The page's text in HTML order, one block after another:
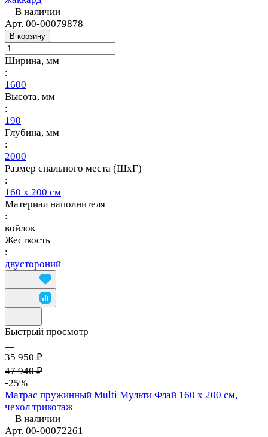
В наличии
Арт. 00-00079878
В корзину
Ширина, мм
:
1600
Высота, мм
:
190
Глубина, мм
:
2000
Размер спального места (ШхГ)
:
160 х 200 см
Материал наполнителя
:
войлок
Жесткость
:
двустороний
Быстрый просмотр
35 950 ₽
47 940 ₽
-25%
Матрас пружинный Multi Мульти Флай 160 х 200 см,
чехол трикотаж
В наличии
Арт. 00-00072261